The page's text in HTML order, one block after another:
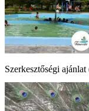
Szerkesztőségi ajánlat